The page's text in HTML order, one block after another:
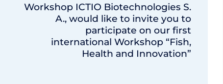
Workshop ICTIO Biotechnologies S.
A., would like to invite you to
participate on our first
international Workshop “Fish,
Health and Innovation”